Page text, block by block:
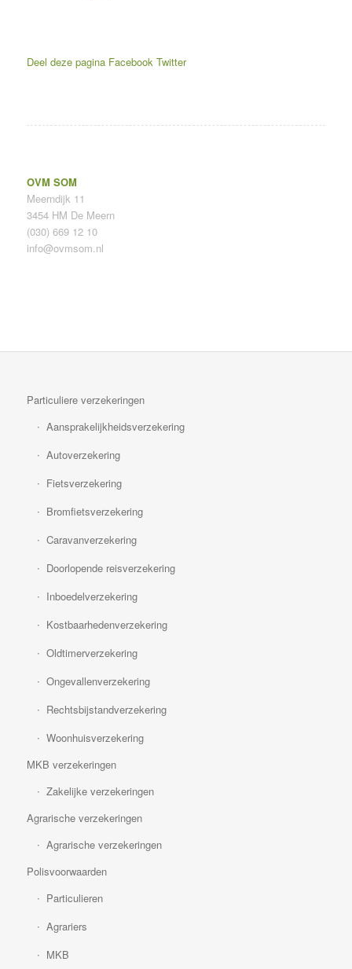
Deel deze pagina Facebook Twitter
OVM SOM
Meerndijk 11
3454 HM De Meern
(030) 669 12 10
info@ovmsom.nl
Particuliere verzekeringen
Aansprakelijkheidsverzekering
Autoverzekering
Fietsverzekering
Bromfietsverzekering
Caravanverzekering
Doorlopende reisverzekering
Inboedelverzekering
Kostbaarhedenverzekering
Oldtimerverzekering
Ongevallenverzekering
Rechtsbijstandverzekering
Woonhuisverzekering
MKB verzekeringen
Zakelijke verzekeringen
Agrarische verzekeringen
Agrarische verzekeringen
Polisvoorwaarden
Particulieren
Agrariers
MKB